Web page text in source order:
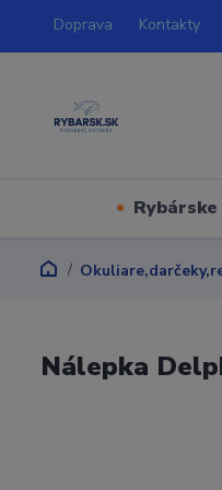
Doprava Kontakty
Nálepka